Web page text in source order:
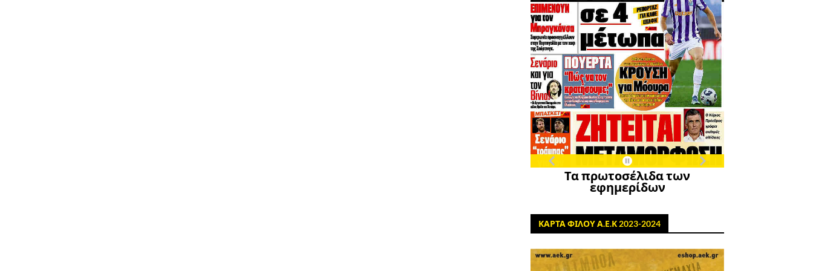
Τα πρωτοσέλιδα των
εφημερίδων
ΚΑΡΤΑ ΦΙΛΟΥ Α.Ε.Κ 2023-2024